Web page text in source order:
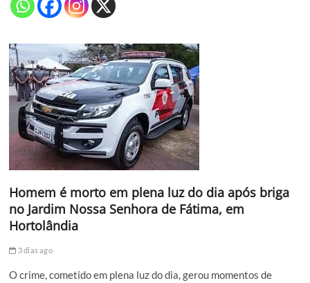
Homem é morto em plena luz do dia após briga
no Jardim Nossa Senhora de Fátima, em
Hortolândia
3 dias ago
O crime, cometido em plena luz do dia, gerou momentos de